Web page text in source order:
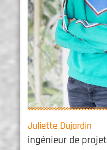
Juliette Dujardin
ingénieur de projet